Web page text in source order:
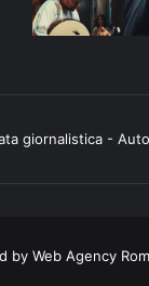
giornalistica -
by Web Agency